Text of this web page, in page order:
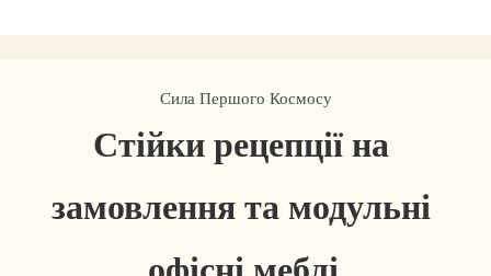
Сила Першого Космосу
Стійки рецепції на
замовлення та модульні